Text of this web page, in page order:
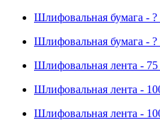
Шлифовальная бумага -
Шлифовальная бумага -
Шлифовальная лента -
Шлифовальная лента -
Шлифовальная лента -